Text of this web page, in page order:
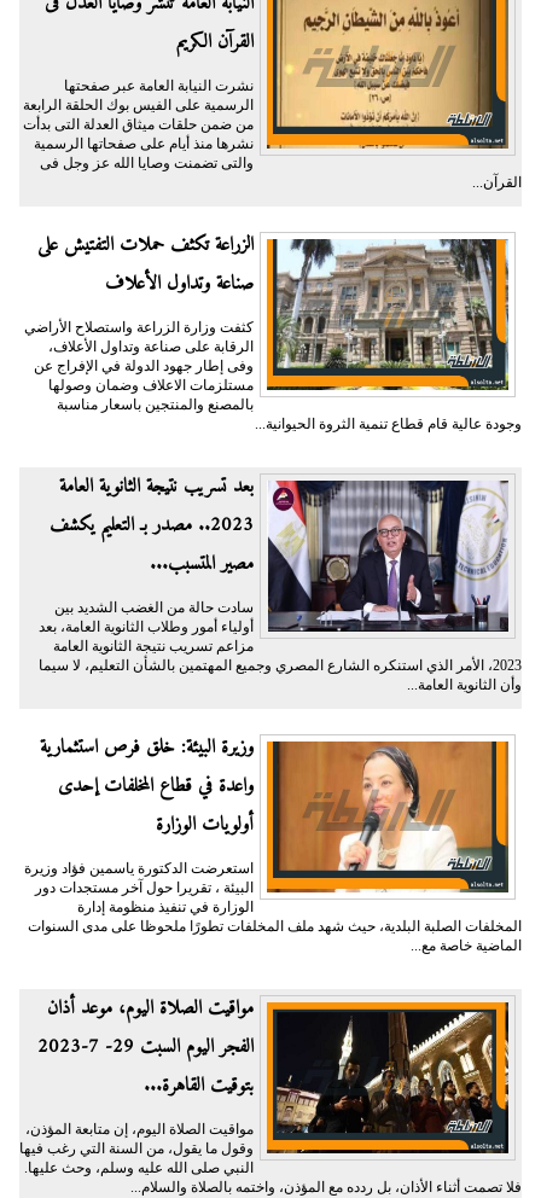
القرآن الكريم
نشرت النيابة العامة عبر صفحتها
الرسمية على الفيس بوك الحلقة الرابعة
من ضمن حلقات ميثاق العدلة التى بدأت
نشرها منذ أيام على صفحاتها الرسمية
والتى تضمنت وصايا الله عز وجل فى
القرآن...
الزراعة تكثف حملات التفتيش على
صناعة وتداول الأعلاف
كثفت وزارة الزراعة واستصلاح الأراضي
الرقابة على صناعة وتداول الأعلاف،
وفى إطار جهود الدولة في الإفراج عن
مستلزمات الاعلاف وضمان وصولها
بالمصنع والمنتجين باسعار مناسبة
وجودة عالية قام قطاع تنمية الثروة الحيوانية...
بعد تسريب نتيجة الثانوية العامة
2023.. مصدر بـ التعليم يكشف
مصير المتسبب...
سادت حالة من الغضب الشديد بين
أولياء أمور وطلاب الثانوية العامة، بعد
مزاعم تسريب نتيجة الثانوية العامة
2023، الأمر الذي استنكره الشارع المصري وجميع المهتمين بالشأن التعليم، لا سيما
وأن الثانوية العامة...
وزيرة البيئة: خلق فرص استثمارية
واعدة في قطاع المخلفات إحدى
أولويات الوزارة
استعرضت الدكتورة ياسمين فؤاد وزيرة
البيئة ، تقريرا حول آخر مستجدات دور
الوزارة في تنفيذ منظومة إدارة
المخلفات الصلبة البلدية، حيث شهد ملف المخلفات تطورًا ملحوظا على مدى السنوات
الماضية خاصة مع...
مواقيت الصلاة اليوم، موعد أذان
الفجر اليوم السبت 29- 7-2023
بتوقيت القاهرة...
مواقيت الصلاة اليوم، إن متابعة المؤذن،
وقول ما يقول، من السنة التي رغب فيها
النبي صلى الله عليه وسلم، وحث عليها.
فلا تصمت أثناء الأذان، بل ردده مع المؤذن، واختمه بالصلاة والسلام...